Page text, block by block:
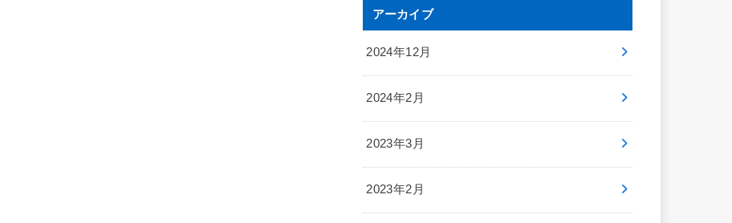
アーカイブ
2024年12月
2024年2月
2023年3月
2023年2月